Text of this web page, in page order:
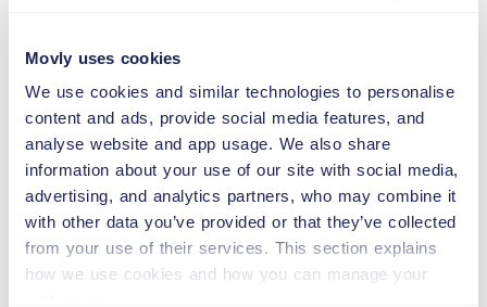
Movly uses cookies
We use cookies and similar technologies to personalise
content and ads, provide social media features, and
analyse website and app usage. We also share
information about your use of our site with social media,
advertising, and analytics partners, who may combine it
with other data you’ve provided or that they’ve collected
from your use of their services. This section explains
how we use cookies and how you can manage your
2,5–13 kg
TAAPERON ISTUIN
9–18 kg
TURVAVYÖISTUIN
15–36 kg